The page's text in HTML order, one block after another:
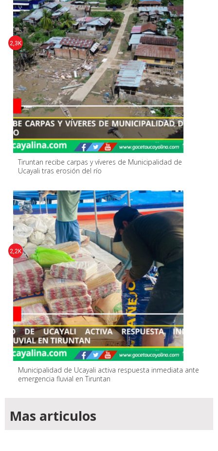
Tiruntan recibe carpas y víveres de Municipalidad de
Ucayali tras erosión del río
2,3K
Municipalidad de Ucayali activa respuesta inmediata ante
emergencia fluvial en Tiruntan
2,2K
Mas articulos